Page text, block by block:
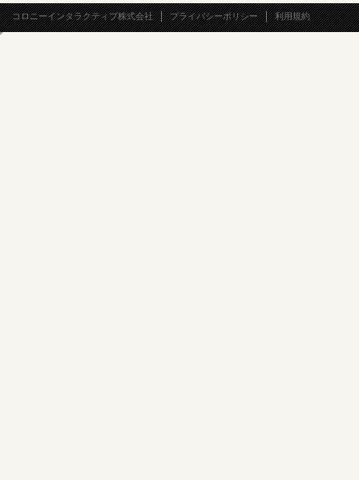
コロニーインタラクティブ株式会社 プライバシーポリシー 利用規約